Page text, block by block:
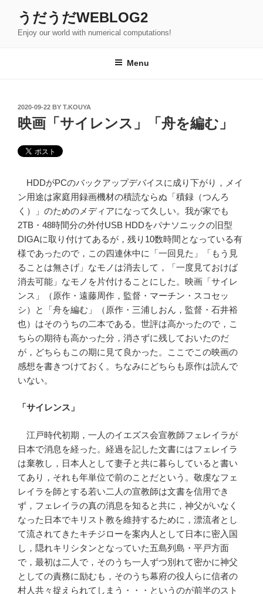
content
うだうだWEBLOG2
Enjoy our world with numerical computations!
Menu
POSTED
ON
2020-09-22 BY T.KOUYA
映画「サイレンス」「舟を編む」
HDDがPCのバックアップデバイスに成り下がり，メイ
ン用途は家庭用録画機材の積読ならぬ「積録（つんろ
く）」のためのメディアになって久しい。我が家でも
2TB・48時間分の外付USB HDDをパナソニックの旧型
DIGAに取り付けてあるが，残り10数時間となっている有
様であったので，この四連休中に「一回見た」「もう見
ることは無さげ」なモノは消去して，「一度見ておけば
消去可能」なモノを片付けることにした。映画「サイレ
ンス」（原作・遠藤周作，監督・マーチン・スコセッ
シ）と「舟を編む」（原作・三浦しおん，監督・石井裕
也）はそのうちの二本である。世評は高かったので，こ
ちらの期待も高かった分，消さずに残しておいたのだ
が，どちらもこの期に見て良かった。ここでこの映画の
感想を書きつけておく。ちなみにどちらも原作は読んで
いない。
「サイレンス」
江戸時代初期，一人のイエズス会宣教師フェレイラが
日本で消息を経った。経過を記した文書にはフェレイラ
は棄教し，日本人として妻子と共に暮らしていると書い
てあり，それも年単位で前のことだという。敬虔なフェ
レイラを師とする若い二人の宣教師は文書を信用でき
ず，フェレイラの真の消息を知ると共に，神父がいなく
なった日本でキリスト教を維持するために，漂流者とし
て流されてきたキチジローを案内人として日本に密入国
し，隠れキリシタンとなっていた五島列島・平戸方面
で，最初は二人で，そのうち一人ずつ別れて密かに神父
としての責務に励むも，そのうち幕府の役人らに信者の
村人共々捉えられてしまう・・・というのが前半のスト